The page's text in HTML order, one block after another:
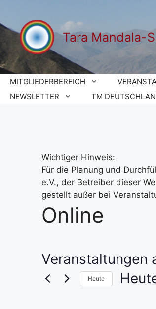
springen
Tara Mandala-
MITGLIEDERBEREICH
NEWSLETTER
TM
Wichtiger Hinweis:
Für die Planung und
e.V., der Betreiber dieser
gestellt außer bei
Online
Veranstaltungen
Heute